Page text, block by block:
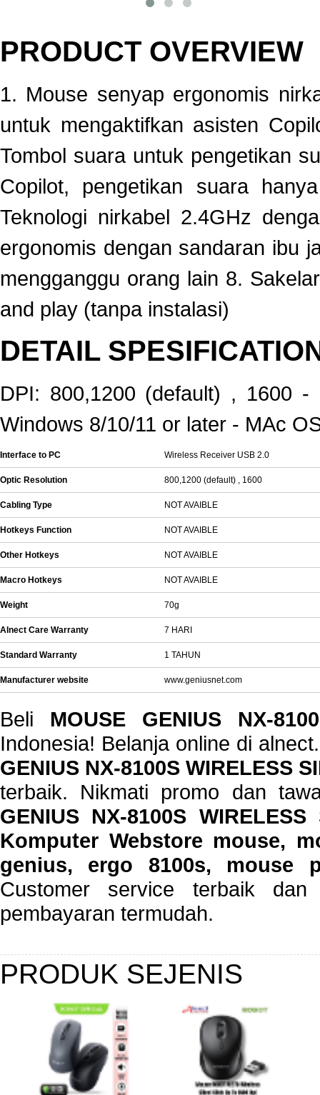
PRODUCT OVERVIEW
1. Mouse senyap ergonomis
untuk mengaktifkan asisten
Tombol suara untuk pengetikan
Copilot, pengetikan suara
Teknologi nirkabel 2.4GHz
ergonomis dengan sandaran ibu
mengganggu orang lain 8.
and play (tanpa instalasi)
DETAIL
DPI: 800,1200 (default) , 1600 -
Windows 8/10/11 or later - MAc
Interface to PC Wireless Receiver USB 2.0
Optic Resolution 800,1200 (default) , 1600
Cabling Type NOT AVAIBLE
Hotkeys Function NOT AVAIBLE
Other Hotkeys NOT AVAIBLE
Macro Hotkeys NOT AVAIBLE
Weight 70g
Alnect Care Warranty 7 HARI
Standard Warranty 1 TAHUN
Manufacturer website www.geniusnet.com
Beli MOUSE GENIUS NX-
Indonesia! Belanja online di
GENIUS NX-8100S WIRELESS
terbaik. Nikmati promo dan
GENIUS NX-8100S
Komputer Webstore mouse,
genius, ergo 8100s, mouse
Customer service terbaik
pembayaran termudah.
PRODUK SEJENIS